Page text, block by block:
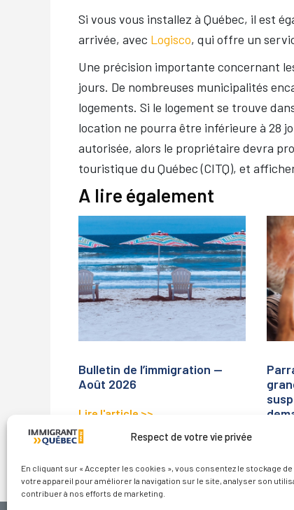
Respect de votre vie privée
En cliquant sur « Accepter les cookies », vous consentez le stockage
votre appareil pour améliorer la navigation sur le site, analyser son
contribuer à nos efforts de marketing.
Si vous vous installez à Québec, il est
arrivée, avec Logisco, qui offre un
Une précision importante concernant
jours. De nombreuses municipalités
logements. Si le logement se trouve
location ne pourra être inférieure à 28
autorisée, alors le propriétaire devra
touristique du Québec (CITQ), et
A lire également
Bulletin de l’immigration —
Août 2026
Lire l'article >>